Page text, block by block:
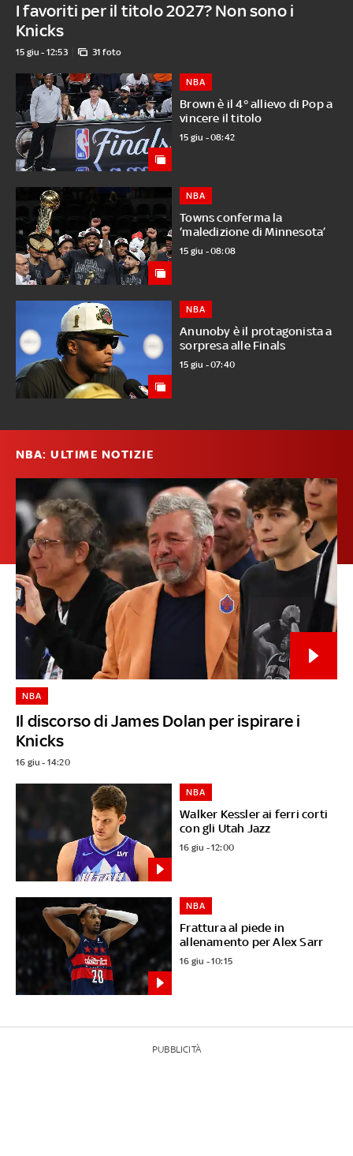
I favoriti per il titolo 2027? Non sono i
Knicks
15 giu - 12:53 31 foto
Brown è il 4° allievo di Pop a
vincere il titolo
NBA
15 giu - 08:42
Towns conferma la
‘maledizione di Minnesota’
NBA
15 giu - 08:08
Anunoby è il protagonista a
sorpresa alle Finals
NBA
15 giu - 07:40
NBA: ULTIME NOTIZIE
Il discorso di James Dolan per ispirare i
Knicks
NBA
16 giu - 14:20
Walker Kessler ai ferri corti
con gli Utah Jazz
NBA
16 giu - 12:00
Frattura al piede in
allenamento per Alex Sarr
NBA
16 giu - 10:15
PUBBLICITÀ